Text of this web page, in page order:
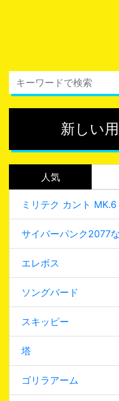
新しい
人気
ミリテク カント MK.6
サイバーパンク2077
エレボス
ソングバード
スキッピー
塔
ゴリラアーム